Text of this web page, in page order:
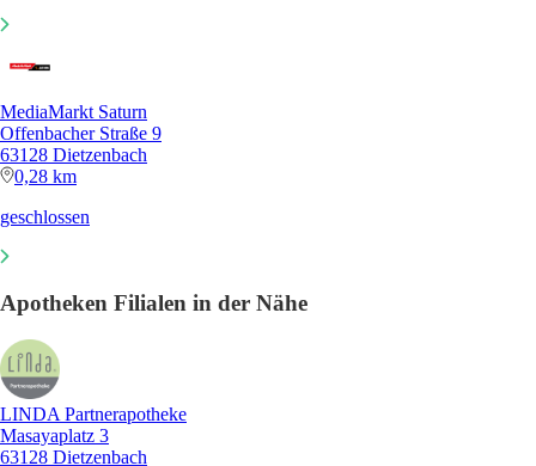
MediaMarkt Saturn
Offenbacher Straße 9
63128 Dietzenbach
0,28 km
geschlossen
Apotheken Filialen in der Nähe
LINDA Partnerapotheke
Masayaplatz 3
63128 Dietzenbach